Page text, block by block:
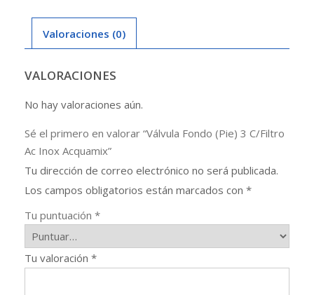
Inox
Acquamix
Valoraciones (0)
VALORACIONES
No hay valoraciones aún.
Sé el primero en valorar “Válvula Fondo (Pie) 3 C/Filtro
Ac Inox Acquamix”
Tu dirección de correo electrónico no será publicada.
Los campos obligatorios están marcados con *
Tu puntuación *
Tu valoración *